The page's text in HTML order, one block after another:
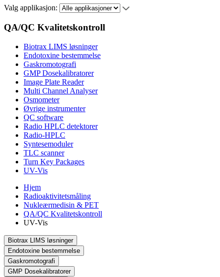
Valg applikasjon:
QA/QC Kvalitetskontroll
Biotrax LIMS løsninger
Endotoxine bestemmelse
Gaskromotografi
GMP Dosekalibratorer
Image Plate Reader
Multi Channel Analyser
Osmometer
Øvrige instrumenter
QC software
Radio HPLC detektorer
Radio-HPLC
Syntesemoduler
TLC scanner
Turn Key Packages
UV-Vis
Hjem
Radioaktivitetsmåling
Nukleærmedisin & PET
QA/QC Kvalitetskontroll
UV-Vis
Biotrax LIMS løsninger
Endotoxine bestemmelse
Gaskromotografi
GMP Dosekalibratorer